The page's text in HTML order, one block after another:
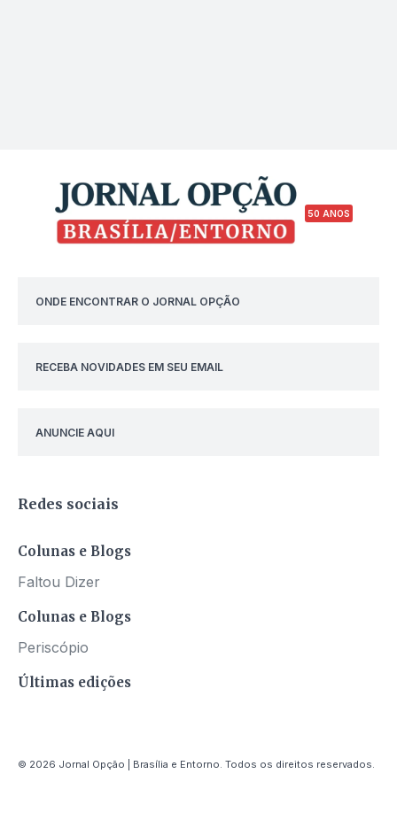
50 ANOS
ONDE ENCONTRAR O JORNAL OPÇÃO
RECEBA NOVIDADES EM SEU EMAIL
ANUNCIE AQUI
Redes sociais
Colunas e Blogs
Faltou Dizer
Colunas e Blogs
Periscópio
Últimas edições
© 2026 Jornal Opção | Brasília e Entorno. Todos os direitos reservados.